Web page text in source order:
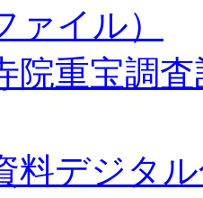
ァイル）
院重宝調
料デジタ